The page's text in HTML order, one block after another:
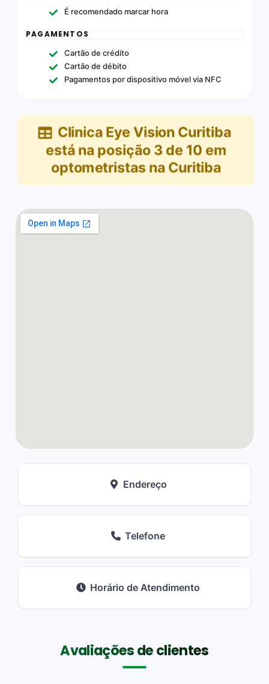
É recomendado marcar hora
PAGAMENTOS
Cartão de crédito
Cartão de débito
Pagamentos por dispositivo móvel via NFC
Clinica Eye Vision Curitiba
está na posição 3 de 10 em
optometristas na Curitiba
Endereço
Telefone
Horário de Atendimento
Avaliações de clientes